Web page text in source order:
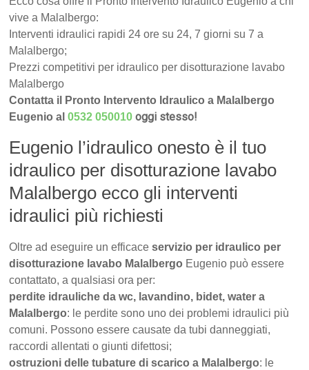
vive a Malalbergo:
Interventi idraulici rapidi 24 ore su 24, 7 giorni su 7 a
Malalbergo;
Prezzi competitivi per idraulico per disotturazione lavabo
Malalbergo
Contatta il Pronto Intervento Idraulico a Malalbergo
Eugenio al0532 050010 oggi stesso!
Eugenio l’idraulico onesto è il tuo
idraulico per disotturazione lavabo
Malalbergo ecco gli interventi
idraulici più richiesti
Oltre ad eseguire un efficaceservizio per idraulico per
disotturazione lavabo Malalbergo Eugenio può essere
contattato, a qualsiasi ora per:
perdite idrauliche da wc, lavandino, bidet, water a
Malalbergo: le perdite sono uno dei problemi idraulici più
comuni. Possono essere causate da tubi danneggiati,
raccordi allentati o giunti difettosi;
ostruzioni delle tubature di scarico a Malalbergo: le